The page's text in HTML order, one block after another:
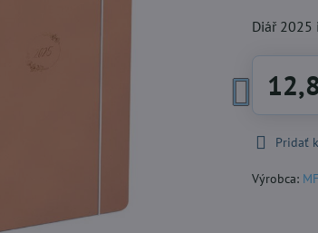
Diář 2025
Pridať
Výrobca: